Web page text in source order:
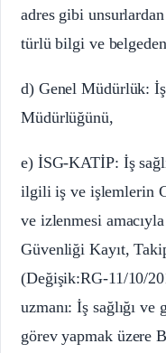
adres gibi
türlü bilgi ve
d) Genel Müdürlük:
Müdürlüğünü,
e) İSG-KATİP: İş
ilgili iş ve işlemlerin
ve izlenmesi
Güvenliği Kayıt,
(Değişik:RG-11/10/
uzmanı: İş sağlığı ve
görev yapmak üzere